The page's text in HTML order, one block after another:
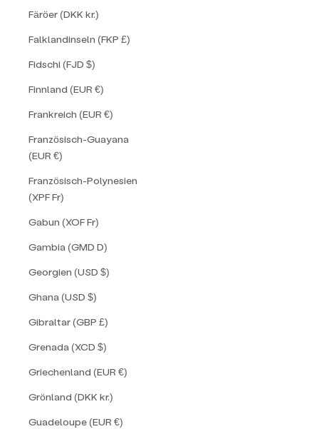
Färöer (DKK kr.)
Falklandinseln (FKP £)
Fidschi (FJD $)
Finnland (EUR €)
Frankreich (EUR €)
Französisch-Guayana
(EUR €)
Französisch-Polynesien
(XPF Fr)
Gabun (XOF Fr)
Gambia (GMD D)
Georgien (USD $)
Ghana (USD $)
Gibraltar (GBP £)
Grenada (XCD $)
Griechenland (EUR €)
Grönland (DKK kr.)
Guadeloupe (EUR €)